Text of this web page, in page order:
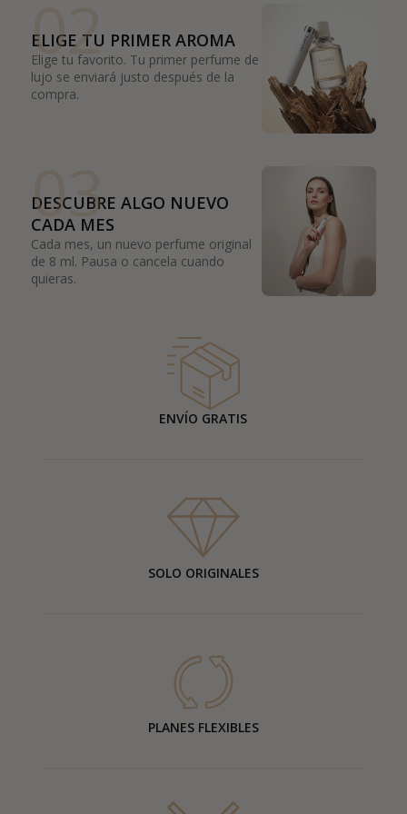
02
ELIGE TU PRIMER AROMA
Elige tu favorito. Tu primer perfume de
lujo se enviará justo después de la
compra.
03
DESCUBRE ALGO NUEVO
CADA MES
Cada mes, un nuevo perfume original
de 8 ml. Pausa o cancela cuando
quieras.
ENVÍO GRATIS
SOLO ORIGINALES
PLANES FLEXIBLES